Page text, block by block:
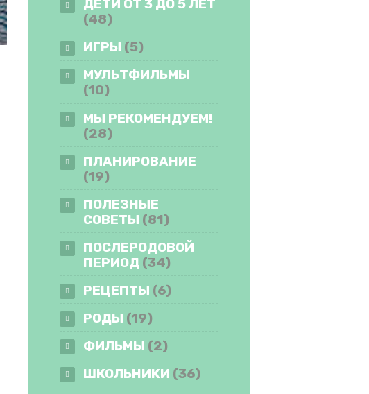
ДЕТИ ОТ 3 ДО 5 ЛЕТ
(48)
ИГРЫ (5)
МУЛЬТФИЛЬМЫ
(10)
МЫ РЕКОМЕНДУЕМ!
(28)
ПЛАНИРОВАНИЕ
(19)
ПОЛЕЗНЫЕ
СОВЕТЫ (81)
ПОСЛЕРОДОВОЙ
ПЕРИОД (34)
РЕЦЕПТЫ (6)
РОДЫ (19)
ФИЛЬМЫ (2)
ШКОЛЬНИКИ (36)